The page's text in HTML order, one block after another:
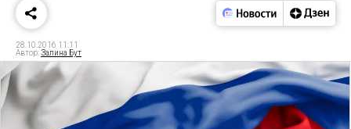
28.10.2016 11:11
Автор:Залина Бут